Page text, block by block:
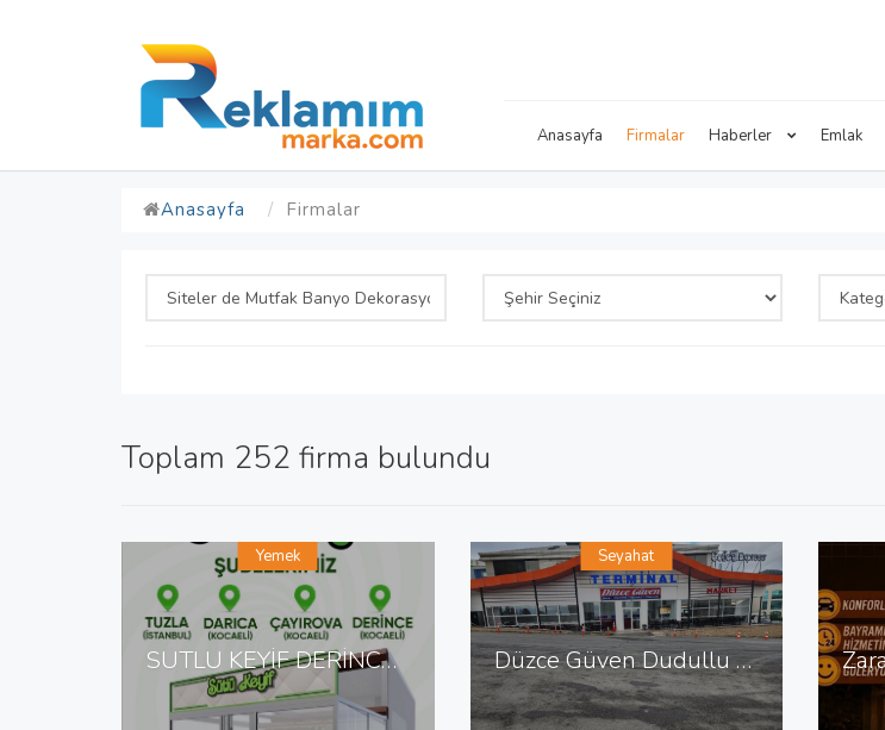
Anasayfa Firmalar Haberler Emlak
Anasayfa Firmalar
Toplam 252 firma bulundu
SÜTLÜ KEYİF DERİNCE DE TATLI SALONU
Yemek
Düzce Güven Dudullu Terminali
Seyahat